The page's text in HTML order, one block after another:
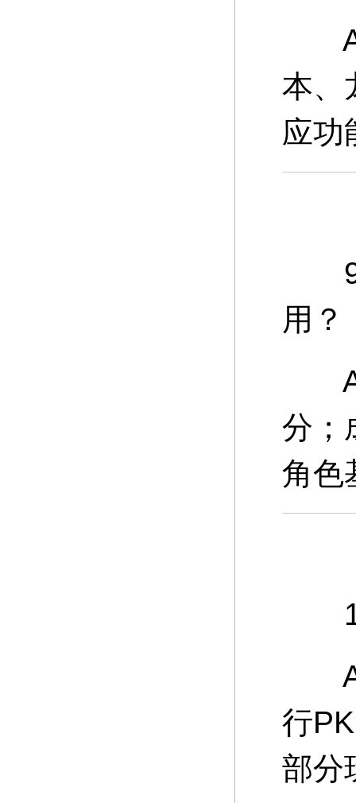
A
本、
应功
9
用？
A
分；
角色
10
A
行
部分